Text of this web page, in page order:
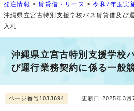
発注情報 >賃貸借・リース >令和7年度実
沖縄県立宮古特別支援学校バス賃貸借及び
入札
沖縄県立宮古特別支援学校
び運行業務契約に係る一般
ページ番号1033694 更新日 2025年3月